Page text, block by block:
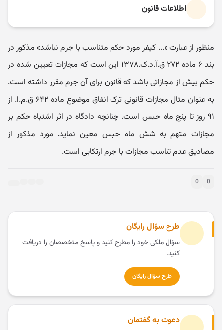
اطلاعات قانون
منظور از عبارت «... کیفر مورد حکم متناسب با جرم نباشد» مذکور در
بند ۶ ماده ۲۷۲ ق.آ.د.ک.۱۳۷۸ این است که مجازات تعیین شده در
حکم بیش از مجازاتی باشد که قانون برای آن جرم مقرر داشته است.
به عنوان مثال مجازات قانونی ترک انفاق موضوع ماده ۶۴۲ ق.م.ا. از
۹۱ روز تا پنج ماه حبس است. چنانچه دادگاه در اثر اشتباه حکم بر
مجازات متهم به شش ماه حبس معین نماید. مورد مذکور از
مصادیق عدم تناسب مجازات با جرم ارتکابی است.
0
0
طرح سؤال رایگان
سؤال ملکی خود را مطرح کنید و پاسخ متخصصان را دریافت
کنید.
طرح سؤال رایگان
دعوت به گفتمان